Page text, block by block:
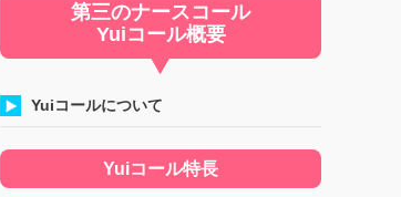
第三のナースコール
Yuiコール概要
Yuiコールについて
Yuiコール特長